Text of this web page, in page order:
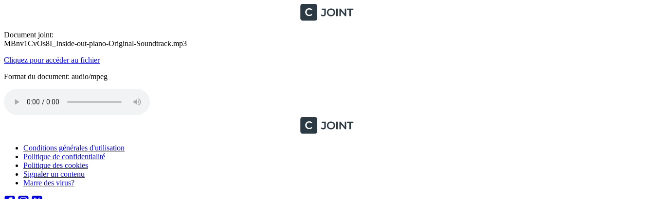
Document joint:
MBnv1CvOs8I_Inside-out-piano-Original-Soundtrack.mp3
Cliquez pour accéder au fichier
Format du document: audio/mpeg
Conditions générales d'utilisation
Politique de confidentialité
Politique des cookies
Signaler un contenu
Marre des virus?